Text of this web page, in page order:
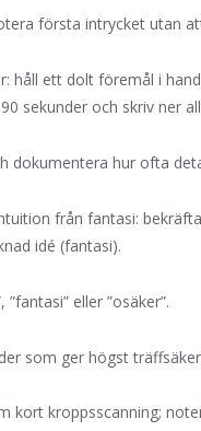
första intrycket utan
håll ett dolt föremål i
sekunder och skriv ner
dokumentera hur ofta
från fantasi:
idé (fantasi).
eller ”osäker”.
som ger högst
kort kroppsscanning;